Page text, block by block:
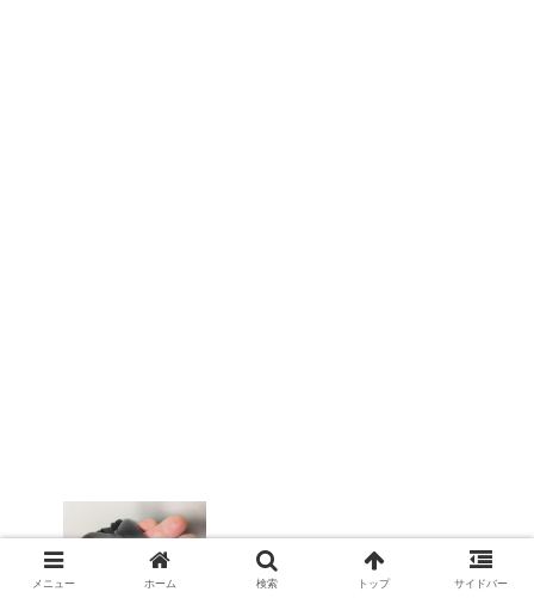
TUMI 26141 使って解ったデメリット！
メニュー ホーム 検索 トップ サイドバー